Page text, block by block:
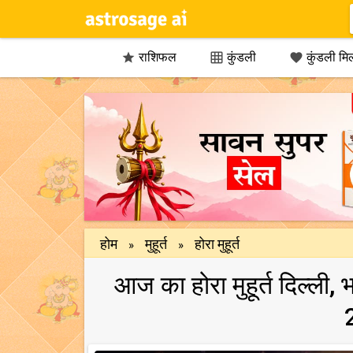
 राशिफल  कुंडली  कुंडली
होम » मुहूर्त » होरा मुहूर्त
आज का होरा मुहूर्त